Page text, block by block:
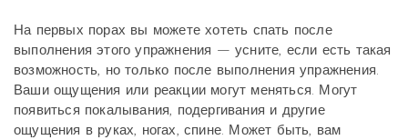
На первых порах вы можете хотеть спать после
выполнения этого упражнения — усните, если есть такая
возможность, но только после выполнения упражнения.
Ваши ощущения или реакции могут меняться. Могут
появиться покалывания, подергивания и другие
ощущения в руках, ногах, спине. Может быть, вам